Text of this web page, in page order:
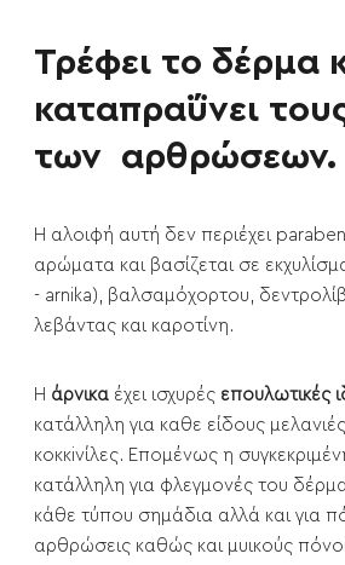
Τρέφει το δέρμα
καταπραΰνει
των αρθρώσεων.
Η αλοιφή αυτή δεν περιέχει
αρώματα και βασίζεται σε
- arnika), βαλσαμόχορτου,
λεβάντας και καροτίνη.
Η άρνικα έχει ισχυρές επουλωτικές
κατάλληλη για καθε είδους
κοκκiνίλες. Επομένως η
κατάλληλη για φλεγμονές του
κάθε τύπου σημάδια αλλά και για
αρθρώσεις καθώς και μυικούς